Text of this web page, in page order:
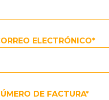
ELECTRÓNICO*
DE FACTURA*